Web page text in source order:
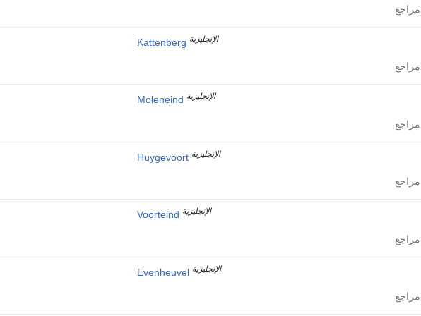
Kattenberg الإنجليزية
Moleneind الإنجليزية
Huygevoort الإنجليزية
Voorteind الإنجليزية
Evenheuvel الإنجليزية